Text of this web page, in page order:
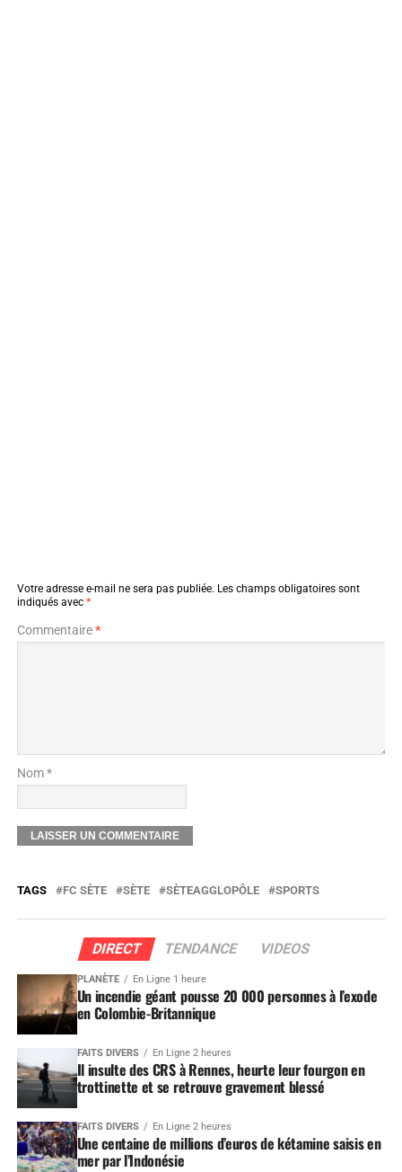
Votre adresse e-mail ne sera pas publiée. Les champs obligatoires sont
indiqués avec *
Commentaire*
Nom *
TAGS FC SÈTE SÈTE SÈTEAGGLOPÔLE SPORTS
DIRECT TENDANCE VIDEOS
PLANÈTE En Ligne 1 heure
Un incendie géant pousse 20 000 personnes à l’exode
en Colombie-Britannique
FAITS DIVERS En Ligne 2 heures
Il insulte des CRS à Rennes, heurte leur fourgon en
trottinette et se retrouve gravement blessé
FAITS DIVERS En Ligne 2 heures
Une centaine de millions d’euros de kétamine saisis en
mer par l’Indonésie